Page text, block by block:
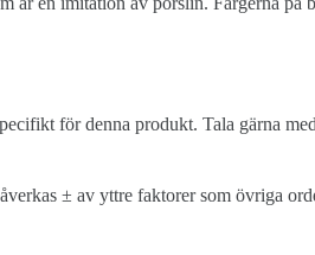
för denna produkt. Tala gärna
± av yttre faktorer som övriga